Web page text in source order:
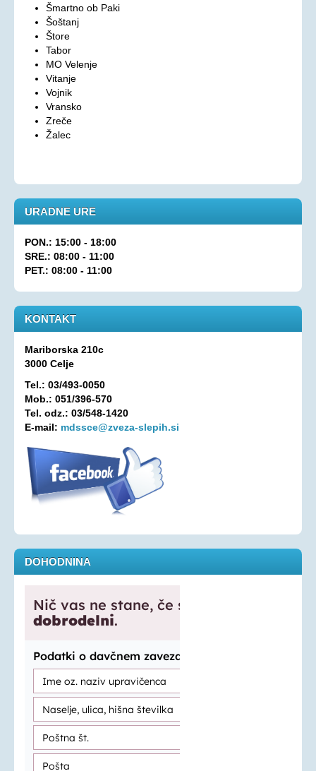
Oprostitev plačila RTV prispevka
OSEBNA ASISTENCA
KONTAKT
Šmartno ob Paki
Šoštanj
Štore
Tabor
MO Velenje
Vitanje
Vojnik
Vransko
Zreče
Žalec
URADNE URE
PON.: 15:00 - 18:00
SRE.: 08:00 - 11:00
PET.: 08:00 - 11:00
KONTAKT
Mariborska 210c
3000 Celje
Tel.: 03/493-0050
Mob.: 051/396-570
Tel. odz.: 03/548-1420
E-mail: mdssce@zveza-slepih.si
DOHODNINA